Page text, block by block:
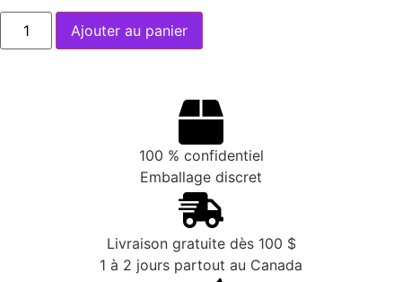
Ajouter au panier
100 % confidentiel
Emballage discret
Livraison gratuite dès 100 $
1 à 2 jours partout au Canada